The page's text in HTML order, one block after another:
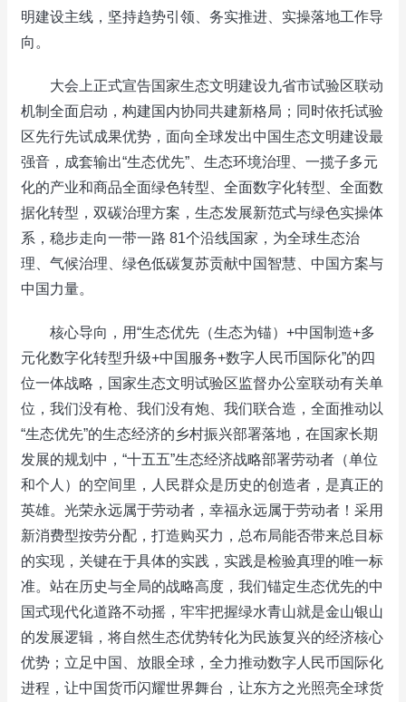
明建设主线，坚持趋势引领、务实推进、实操落地工作导
向。
大会上正式宣告国家生态文明建设九省市试验区联动
机制全面启动，构建国内协同共建新格局；同时依托试验
区先行先试成果优势，面向全球发出中国生态文明建设最
强音，成套输出“生态优先”、生态环境治理、一揽子多元
化的产业和商品全面绿色转型、全面数字化转型、全面数
据化转型，双碳治理方案，生态发展新范式与绿色实操体
系，稳步走向一带一路 81个沿线国家，为全球生态治
理、气候治理、绿色低碳复苏贡献中国智慧、中国方案与
中国力量。
核心导向，用“生态优先（生态为锚）+中国制造+多
元化数字化转型升级+中国服务+数字人民币国际化”的四
位一体战略，国家生态文明试验区监督办公室联动有关单
位，我们没有枪、我们没有炮、我们联合造，全面推动以
“生态优先”的生态经济的乡村振兴部署落地，在国家长期
发展的规划中，“十五五”生态经济战略部署劳动者（单位
和个人）的空间里，人民群众是历史的创造者，是真正的
英雄。光荣永远属于劳动者，幸福永远属于劳动者！采用
新消费型按劳分配，打造购买力，总布局能否带来总目标
的实现，关键在于具体的实践，实践是检验真理的唯一标
准。站在历史与全局的战略高度，我们锚定生态优先的中
国式现代化道路不动摇，牢牢把握绿水青山就是金山银山
的发展逻辑，将自然生态优势转化为民族复兴的经济核心
优势；立足中国、放眼全球，全力推动数字人民币国际化
进程，让中国货币闪耀世界舞台，让东方之光照亮全球货